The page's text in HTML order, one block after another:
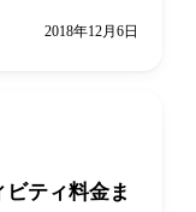
2018年12月6日
ティ料金ま